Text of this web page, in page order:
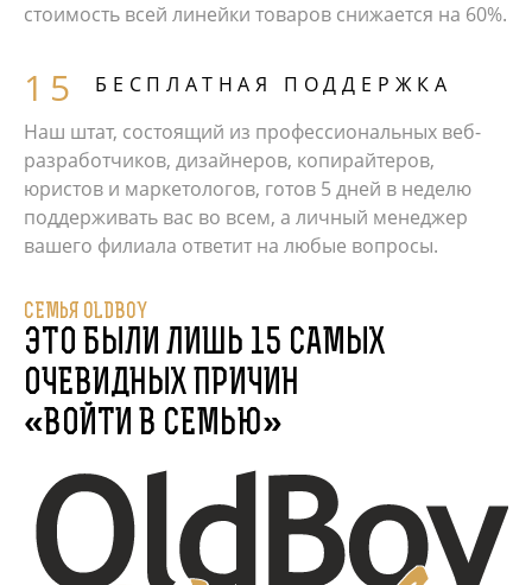
стоимость всей линейки товаров снижается на 60%.
БЕСПЛАТНАЯ ПОДДЕРЖКА
Наш штат, состоящий из профессиональных веб-
разработчиков, дизайнеров, копирайтеров,
юристов и маркетологов, готов 5 дней в неделю
поддерживать вас во всем, а личный менеджер
вашего филиала ответит на любые вопросы.
СЕМЬЯ OLDBOY
ЭТО БЫЛИ ЛИШЬ 15 САМЫХ
ОЧЕВИДНЫХ ПРИЧИН
«ВОЙТИ В СЕМЬЮ»